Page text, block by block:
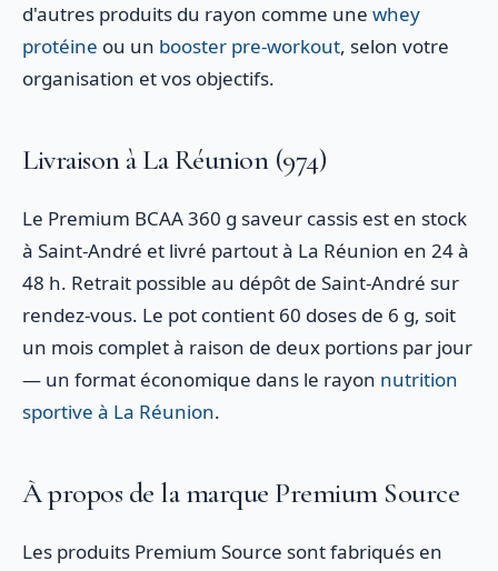
d'autres produits du rayon comme une whey
protéine ou un booster pre-workout, selon votre
organisation et vos objectifs.
Livraison à La Réunion (974)
Le Premium BCAA 360 g saveur cassis est en stock
à Saint-André et livré partout à La Réunion en 24 à
48 h. Retrait possible au dépôt de Saint-André sur
rendez-vous. Le pot contient 60 doses de 6 g, soit
un mois complet à raison de deux portions par jour
— un format économique dans le rayon nutrition
sportive à La Réunion.
À propos de la marque Premium Source
Les produits Premium Source sont fabriqués en